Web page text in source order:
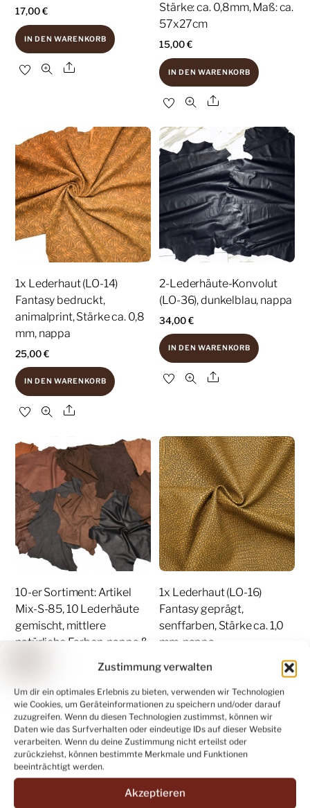
Zustimmung verwalten
Um dir ein optimales Erlebnis zu bieten, verwenden wir Technologien
wie Cookies, um Geräteinformationen zu speichern und/oder darauf
zuzugreifen. Wenn du diesen Technologien zustimmst, können wir
Daten wie das Surfverhalten oder eindeutige IDs auf dieser Website
verarbeiten. Wenn du deine Zustimmung nicht erteilst oder
zurückziehst, können bestimmte Merkmale und Funktionen
beeinträchtigt werden.
Akzeptieren
17,00€
IN DEN WARENKORB
Share
Stärke: ca. 0,8mm, Maß: ca.
57x27cm
15,00€
IN DEN WARENKORB
Share
1x Lederhaut (LO-14)
Fantasy bedruckt,
animalprint, Stärke ca. 0,8
mm, nappa
25,00€
IN DEN WARENKORB
Share
2-Lederhäute-Konvolut
(LO-36), dunkelblau, nappa
34,00€
IN DEN WARENKORB
Share
10-er Sortiment: Artikel
Mix-S-85, 10 Lederhäute
gemischt, mittlere
natürliche Farben, nappa &
75,60€
IN DEN WARENKORB
Share
1x Lederhaut (LO-16)
Fantasy geprägt,
senffarben, Stärke ca. 1,0
mm, nappa
22,00€
WEITERLESEN
Share